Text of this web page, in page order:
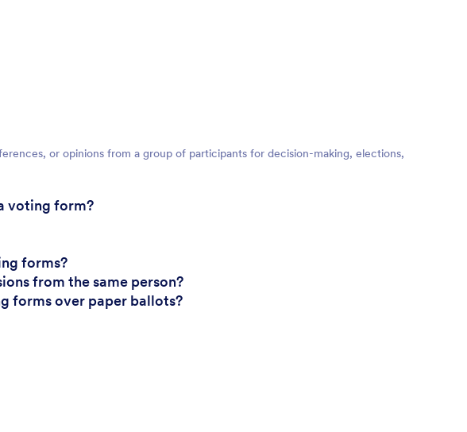
or opinions from a group of participants for decision-making, elections,
voting form?
forms?
from the same person?
forms over paper ballots?